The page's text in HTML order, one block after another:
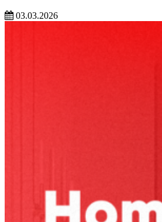
03.03.2026